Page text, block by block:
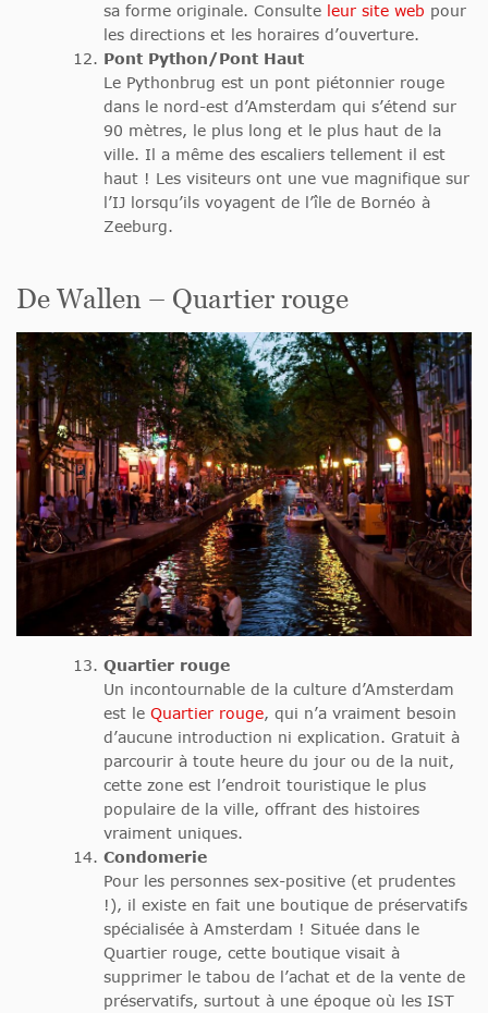
sa forme originale. Consulte leur site web pour
les directions et les horaires d’ouverture.
Pont Python/Pont Haut
Le Pythonbrug est un pont piétonnier rouge
dans le nord-est d’Amsterdam qui s’étend sur
90 mètres, le plus long et le plus haut de la
ville. Il a même des escaliers tellement il est
haut ! Les visiteurs ont une vue magnifique sur
l’IJ lorsqu’ils voyagent de l’île de Bornéo à
Zeeburg.
De Wallen – Quartier rouge
Quartier rouge
Un incontournable de la culture d’Amsterdam
est le Quartier rouge, qui n’a vraiment besoin
d’aucune introduction ni explication. Gratuit à
parcourir à toute heure du jour ou de la nuit,
cette zone est l’endroit touristique le plus
populaire de la ville, offrant des histoires
vraiment uniques.
Condomerie
Pour les personnes sex-positive (et prudentes
!), il existe en fait une boutique de préservatifs
spécialisée à Amsterdam ! Située dans le
Quartier rouge, cette boutique visait à
supprimer le tabou de l’achat et de la vente de
préservatifs, surtout à une époque où les IST